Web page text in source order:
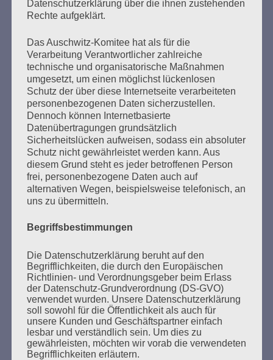
Seitennummerierung
der
Beiträge
Zurück 13 Weiter
Am 8. Mai wäre dann Gelegenheit, über die großen
Hoffnungen der Menschheit nachzudenken: über
Freiheit, Gleichheit, Brüderlichkeit – und
Schwesterlichkeit.
SUCHEN
NACH:
Datenschutzerklärung über die ihnen zustehenden
Rechte aufgeklärt.
Das Auschwitz-Komitee hat als für die
Verarbeitung Verantwortlicher zahlreiche
technische und organisatorische Maßnahmen
umgesetzt, um einen möglichst lückenlosen
Schutz der über diese Internetseite verarbeiteten
personenbezogenen Daten sicherzustellen.
Dennoch können Internetbasierte
Datenübertragungen grundsätzlich
Sicherheitslücken aufweisen, sodass ein absoluter
Schutz nicht gewährleistet werden kann. Aus
diesem Grund steht es jeder betroffenen Person
frei, personenbezogene Daten auch auf
alternativen Wegen, beispielsweise telefonisch, an
uns zu übermitteln.
Begriffsbestimmungen
Die Datenschutzerklärung beruht auf den
Begrifflichkeiten, die durch den Europäischen
Richtlinien- und Verordnungsgeber beim Erlass
der Datenschutz-Grundverordnung (DS-GVO)
verwendet wurden. Unsere Datenschutzerklärung
soll sowohl für die Öffentlichkeit als auch für
unsere Kunden und Geschäftspartner einfach
lesbar und verständlich sein. Um dies zu
gewährleisten, möchten wir vorab die verwendeten
Begrifflichkeiten erläutern.